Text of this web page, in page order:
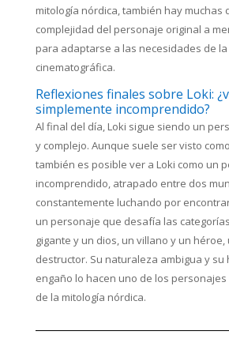
mitología nórdica, también hay muchas
complejidad del personaje original a
para adaptarse a las necesidades de
cinematográfica.
Reflexiones finales sobre Loki:
simplemente incomprendido?
Al final del día, Loki sigue siendo un
y complejo. Aunque suele ser visto
también es posible ver a Loki como un
incomprendido, atrapado entre dos
constantemente luchando por
un personaje que desafía las
gigante y un dios, un villano y un
destructor. Su naturaleza ambigua y su
engaño lo hacen uno de los
de la mitología nórdica.